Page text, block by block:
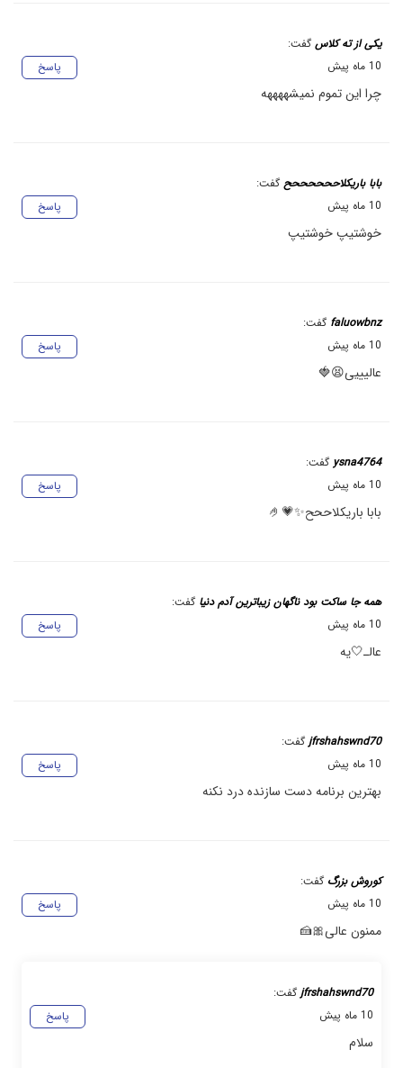
یکی از ته کلاس گفت:
پاسخ
10 ماه پیش
چرا این تموم نمیشههههه
بابا باریکلاححححححح گفت:
پاسخ
10 ماه پیش
خوشتیپ خوشتیپ
faluowbnz گفت:
پاسخ
10 ماه پیش
عالیییی😫🍓
ysna4764 گفت:
پاسخ
10 ماه پیش
بابا باریکلاححح✨💗🤌
همه جا ساکت بود ناگهان زیباترین آدم دنیا گفت:
پاسخ
10 ماه پیش
عالـ🤍یه
jfrshahswnd70 گفت:
پاسخ
10 ماه پیش
بهترین برنامه دست سازنده درد نکنه
کوروش بزرگ گفت:
پاسخ
10 ماه پیش
ممنون عالی🎀🍰
jfrshahswnd70 گفت:
پاسخ
10 ماه پیش
سلام